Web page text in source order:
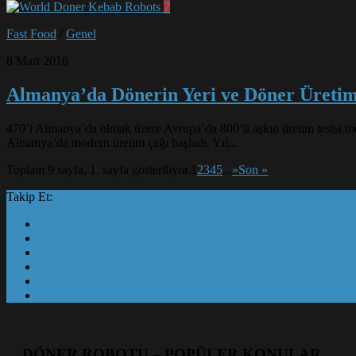
7
Fast Food
Genel
8 Mart 2016
Almanya’da Dönerin Yeri ve Döner
470’i Almanya’da olmak üzere Avrupa’da 800’ü aşkın üretim
Almanya’da modern üretim çağı başladı. Yıl...
Toplam 9 sayfa, 1. sayfa gösteriliyor.
2345 »Son »
Takip Et: